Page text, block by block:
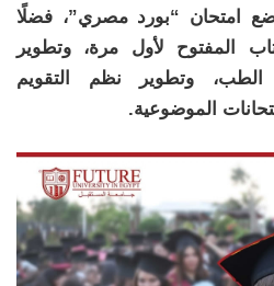
امتحان “بورد مصري”، فضلًا
المفتوح لأول مرة، وتطوير
الطب، وتطوير نظم التقويم
الموضوعية.